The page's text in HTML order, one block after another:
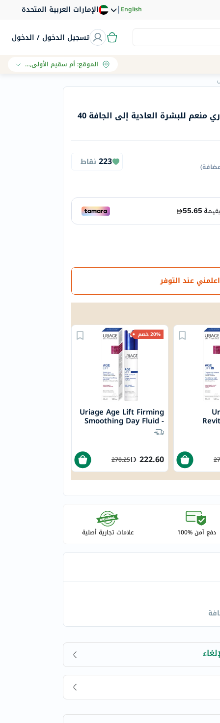
الإمارات العربية المتحدة |English
تسجيل الدخول / الدخول
الموقع:أم سقيم الأولى, دبي
يورياج إيدج ليفت كريم نهاري منعم للبشرة العادية إلى الجافة 40
)
223 نقاط
اعلمني عند التوفر
20% خصم
Uriage Age Lift Firming
Smoothing Day Fluid -
40ml
222.60
278.25
دفع آمن %100 علامات تجارية أصلية